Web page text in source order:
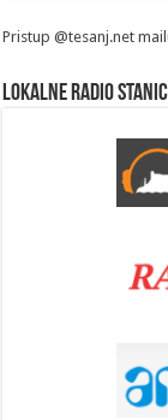
Pristup @tesanj.net
Lokalne radio